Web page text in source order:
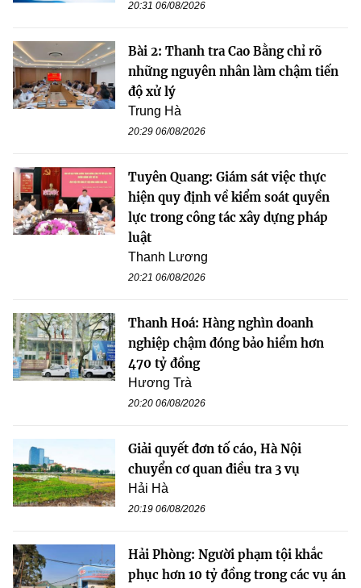
20:31 06/08/2026
Bài 2: Thanh tra Cao Bằng chỉ rõ
những nguyên nhân làm chậm tiến
độ xử lý
Trung Hà
20:29 06/08/2026
Tuyên Quang: Giám sát việc thực
hiện quy định về kiểm soát quyền
lực trong công tác xây dựng pháp
luật
Thanh Lương
20:21 06/08/2026
Thanh Hoá: Hàng nghìn doanh
nghiệp chậm đóng bảo hiểm hơn
470 tỷ đồng
Hương Trà
20:20 06/08/2026
Giải quyết đơn tố cáo, Hà Nội
chuyển cơ quan điều tra 3 vụ
Hải Hà
20:19 06/08/2026
Hải Phòng: Người phạm tội khắc
phục hơn 10 tỷ đồng trong các vụ án